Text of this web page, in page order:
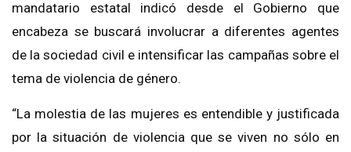
mandatario estatal indicó desde el Gobierno que
encabeza se buscará involucrar a diferentes agentes
de la sociedad civil e intensificar las campañas sobre el
tema de violencia de género.
“La molestia de las mujeres es entendible y justificada
por la situación de violencia que se viven no sólo en